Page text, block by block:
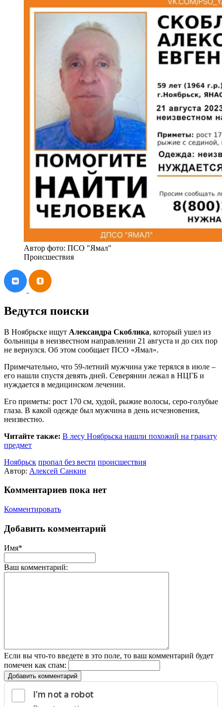
Автор фото: ПСО "Ямал"
Происшествия
Ведутся поиски
В Ноябрьске ищут Александра Скоблика, который ушел из
больницы в неизвестном направлении 21 августа и до сих пор
не вернулся. Об этом сообщает ПСО «Ямал».
Примечательно, что 59-летний мужчина уже терялся в июле –
его нашли спустя девять дней. Северянин лежал в НЦГБ и
нуждается в медицинском лечении.
Его приметы: рост 170 см, худой, рыжие волосы, серо-голубые
глаза. В какой одежде был мужчина в день исчезновения,
неизвестно.
Читайте также: В лесу Ноябрьска нашли похожий на гранату
предмет
Ноябрьск пропал без вести происшествия
Автор: Алексей Санкин
Комментариев пока нет
Комментировать
Добавить комментарий
Имя*
Ваш комментарий:
Если вы что-то введете в это поле, то ваш комментарий будет
помечен как спам:
Добавить комментарий